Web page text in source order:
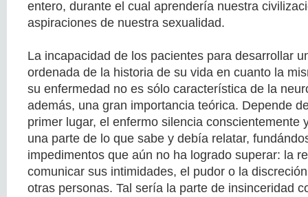
entero, durante el cual aprendería nuestra
aspiraciones de nuestra sexualidad.
La incapacidad de los pacientes para desarrollar
ordenada de la historia de su vida en cuanto la
su enfermedad no es sólo característica de la
además, una gran importancia teórica. Depende
primer lugar, el enfermo silencia conscientemente
una parte de lo que sabe y debía relatar,
impedimentos que aún no ha logrado superar: la
comunicar sus intimidades, el pudor o la
otras personas. Tal sería la parte de insinceridad